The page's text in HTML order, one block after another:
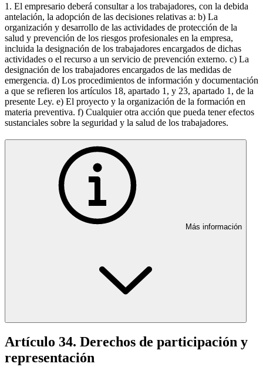
1. El empresario deberá consultar a los trabajadores, con la debida
antelación, la adopción de las decisiones relativas a: b) La
organización y desarrollo de las actividades de protección de la
salud y prevención de los riesgos profesionales en la empresa,
incluida la designación de los trabajadores encargados de dichas
actividades o el recurso a un servicio de prevención externo. c) La
designación de los trabajadores encargados de las medidas de
emergencia. d) Los procedimientos de información y documentación
a que se refieren los artículos 18, apartado 1, y 23, apartado 1, de la
presente Ley. e) El proyecto y la organización de la formación en
materia preventiva. f) Cualquier otra acción que pueda tener efectos
sustanciales sobre la seguridad y la salud de los trabajadores.
Más información
Artículo 34. Derechos de participación y
representación